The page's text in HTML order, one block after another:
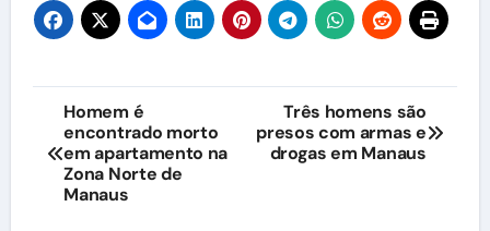
Navegação
de
Post
Homem é
encontrado morto
em apartamento na
Zona Norte de
Manaus
Três homens são
presos com armas e
drogas em Manaus